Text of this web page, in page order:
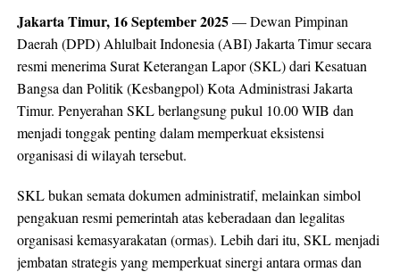
Jakarta Timur, 16 September 2025— Dewan Pimpinan
Daerah (DPD) Ahlulbait Indonesia (ABI) Jakarta Timur secara
resmi menerima Surat Keterangan Lapor (SKL) dari Kesatuan
Bangsa dan Politik (Kesbangpol) Kota Administrasi Jakarta
Timur. Penyerahan SKL berlangsung pukul 10.00 WIB dan
menjadi tonggak penting dalam memperkuat eksistensi
organisasi di wilayah tersebut.
SKL bukan semata dokumen administratif, melainkan simbol
pengakuan resmi pemerintah atas keberadaan dan legalitas
organisasi kemasyarakatan (ormas). Lebih dari itu, SKL menjadi
jembatan strategis yang memperkuat sinergi antara ormas dan